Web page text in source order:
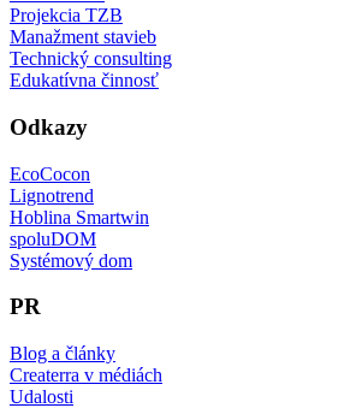
Projekcia TZB
Manažment stavieb
Technický consulting
Edukatívna činnosť
Odkazy
EcoCocon
Lignotrend
Hoblina Smartwin
spoluDOM
Systémový dom
PR
Blog a články
Createrra v médiách
Udalosti